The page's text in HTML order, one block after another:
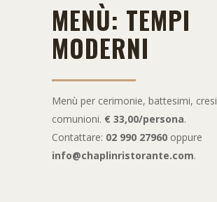
MENÙ: TEMPI
MODERNI
Menù per cerimonie, battesimi,
comunioni. € 33,00/persona.
Contattare: 02 990 27960 oppure
info@chaplinristorante.com.